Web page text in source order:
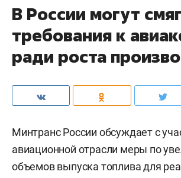
В России могут
требования к
ради роста
Минтранс России обсуждает с
авиационной отрасли меры по
объемов выпуска топлива для